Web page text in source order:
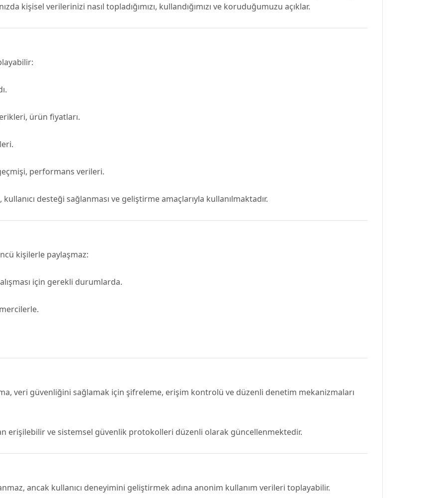
kişisel verilerinizi nasıl topladığımızı, kullandığımızı ve koruduğumuzu açıklar.
ürün fiyatları.
performans verileri.
desteği sağlanması ve geliştirme amaçlarıyla kullanılmaktadır.
kişilerle paylaşmaz:
için gerekli durumlarda.
veri güvenliğini sağlamak için şifreleme, erişim kontrolü ve düzenli denetim mekanizmaları
erişilebilir ve sistemsel güvenlik protokolleri düzenli olarak güncellenmektedir.
ancak kullanıcı deneyimini geliştirmek adına anonim kullanım verileri toplayabilir.